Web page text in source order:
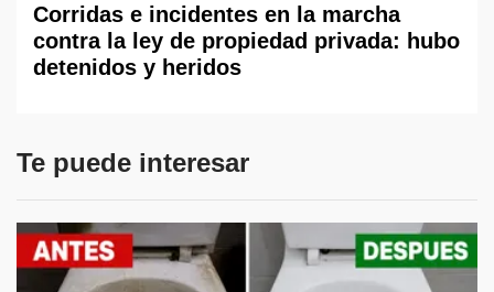
Corridas e incidentes en la marcha
contra la ley de propiedad privada: hubo
detenidos y heridos
Te puede interesar